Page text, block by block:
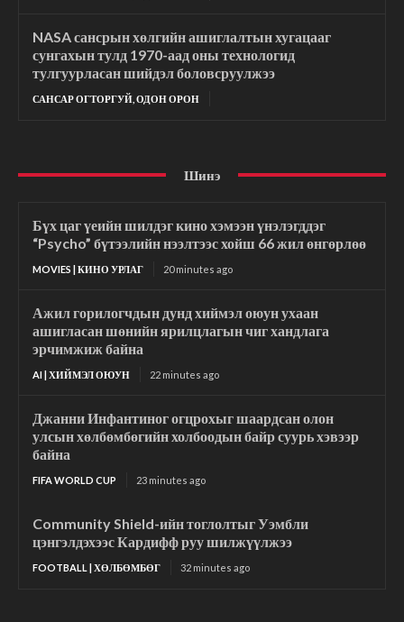
NASA сансрын хөлгийн ашиглалтын хугацааг
сунгахын тулд 1970-аад оны технологид
тулгуурласан шийдэл боловсруулжээ
САНСАР ОГТОРГУЙ, ОДОН ОРОН
Шинэ
Бүх цаг үеийн шилдэг кино хэмээн үнэлэгддэг
“Psycho” бүтээлийн нээлтээс хойш 66 жил өнгөрлөө
MOVIES | КИНО УРЛАГ 20 minutes ago
Ажил горилогчдын дунд хиймэл оюун ухаан
ашигласан шөнийн ярилцлагын чиг хандлага
эрчимжиж байна
AI | ХИЙМЭЛ ОЮУН 22 minutes ago
Джанни Инфантиног огцрохыг шаардсан олон
улсын хөлбөмбөгийн холбоодын байр суурь хэвээр
байна
FIFA WORLD CUP 23 minutes ago
Community Shield-ийн тоглолтыг Уэмбли
цэнгэлдэхээс Кардифф руу шилжүүлжээ
FOOTBALL | ХӨЛБӨМБӨГ 32 minutes ago